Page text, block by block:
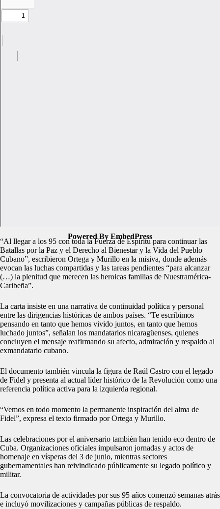
Powered By EmbedPress
“Al llegar a los 95 con toda la Fuerza de Espíritu para continuar las
Batallas por la Paz y el Derecho al Bienestar y la Vida del Pueblo
Cubano”, escribieron Ortega y Murillo en la misiva, donde además
evocan las luchas compartidas y las tareas pendientes “para alcanzar
(…) la plenitud que merecen las heroicas familias de Nuestramérica-
Caribeña”.
La carta insiste en una narrativa de continuidad política y personal
entre las dirigencias históricas de ambos países. “Te escribimos
pensando en tanto que hemos vivido juntos, en tanto que hemos
luchado juntos”, señalan los mandatarios nicaragüenses, quienes
concluyen el mensaje reafirmando su afecto, admiración y respaldo al
exmandatario cubano.
El documento también vincula la figura de Raúl Castro con el legado
de Fidel y presenta al actual líder histórico de la Revolución como una
referencia política activa para la izquierda regional.
“Vemos en todo momento la permanente inspiración del alma de
Fidel”, expresa el texto firmado por Ortega y Murillo.
Las celebraciones por el aniversario también han tenido eco dentro de
Cuba. Organizaciones oficiales impulsaron jornadas y actos de
homenaje en vísperas del 3 de junio, mientras sectores
gubernamentales han reivindicado públicamente su legado político y
militar.
La convocatoria de actividades por sus 95 años comenzó semanas atrás
e incluyó movilizaciones y campañas públicas de respaldo.